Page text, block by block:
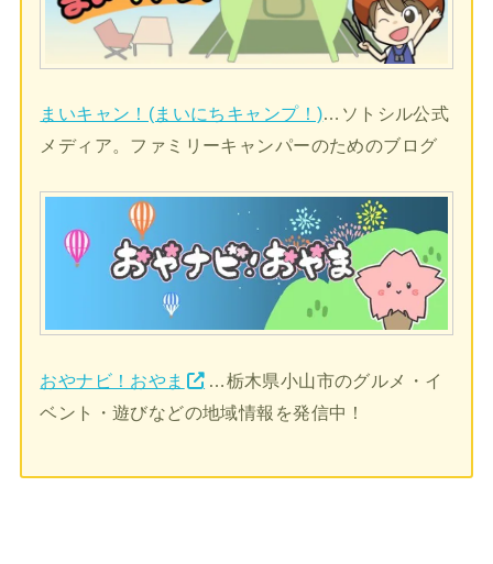
まいキャン！(まいにちキャンプ！)…ソトシル公式
メディア。ファミリーキャンパーのためのブログ
おやナビ！おやま
…栃木県小山市のグルメ・イ
ベント・遊びなどの地域情報を発信中！